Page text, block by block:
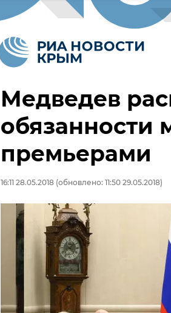
Медведев
обязанности
премьерами
16:11 28.05.2018 (обновлено: 11:50 29.05.2018)